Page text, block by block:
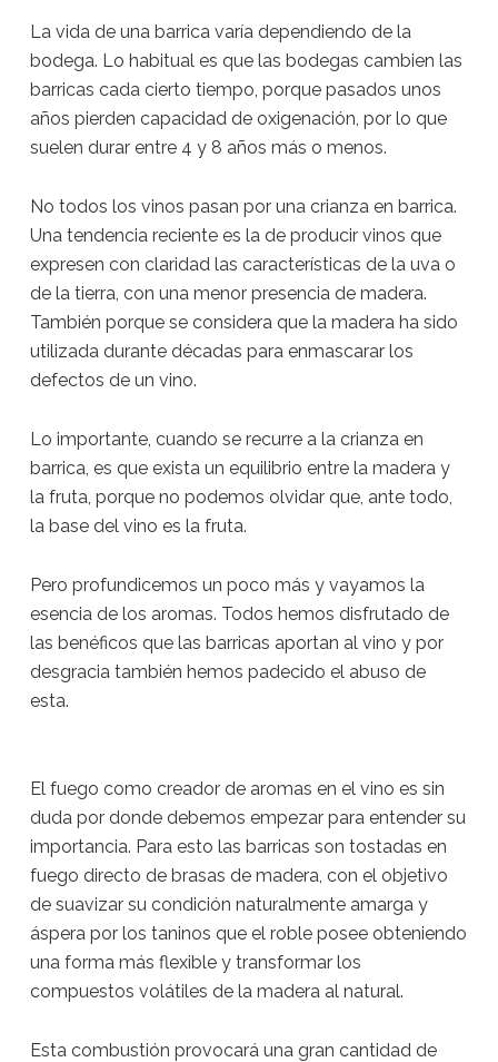
La vida de una barrica varía dependiendo de la
bodega. Lo habitual es que las bodegas cambien las
barricas cada cierto tiempo, porque pasados unos
años pierden capacidad de oxigenación, por lo que
suelen durar entre 4 y 8 años más o menos.
No todos los vinos pasan por una crianza en barrica.
Una tendencia reciente es la de producir vinos que
expresen con claridad las características de la uva o
de la tierra, con una menor presencia de madera.
También porque se considera que la madera ha sido
utilizada durante décadas para enmascarar los
defectos de un vino.
Lo importante, cuando se recurre a la crianza en
barrica, es que exista un equilibrio entre la madera y
la fruta, porque no podemos olvidar que, ante todo,
la base del vino es la fruta.
Pero profundicemos un poco más y vayamos la
esencia de los aromas. Todos hemos disfrutado de
las benéficos que las barricas aportan al vino y por
desgracia también hemos padecido el abuso de
esta.
El fuego como creador de aromas en el vino es sin
duda por donde debemos empezar para entender su
importancia. Para esto las barricas son tostadas en
fuego directo de brasas de madera, con el objetivo
de suavizar su condición naturalmente amarga y
áspera por los taninos que el roble posee obteniendo
una forma más flexible y transformar los
compuestos volátiles de la madera al natural.
Esta combustión provocará una gran cantidad de